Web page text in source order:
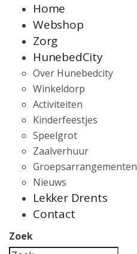
Home
Webshop
Zorg
HunebedCity
Over Hunebedcity
Winkeldorp
Activiteiten
Kinderfeestjes
Speelgrot
Zaalverhuur
Groepsarrangementen
Nieuws
Lekker Drents
Contact
Zoek